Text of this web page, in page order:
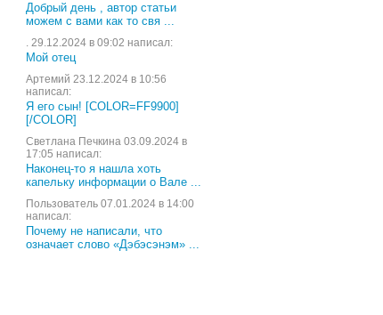
Добрый день , автор статьи
можем с вами как то свя ...
. 29.12.2024 в 09:02 написал:
Мой отец
Артемий 23.12.2024 в 10:56
написал:
Я его сын! [COLOR=FF9900]
[/COLOR]
Светлана Печкина 03.09.2024 в
17:05 написал:
Наконец-то я нашла хоть
капельку информации о Вале ...
Пользователь 07.01.2024 в 14:00
написал:
Почему не написали, что
означает слово «Дэбэсэнэм» ...